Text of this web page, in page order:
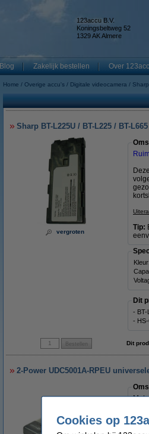
123accu B.V.
Koningsbeltweg 52
1329 AK Almere
Blog Zakelijk bestellen Over
Home Overige accu's Digitale videocamera Sharp
Sharp BT-L225U / BT-L225 / BT-
vergroten
Tip:
Kleur:
Dit
- BT-
-
Dit
2-Power UDC5001A-RPEU
Met
Cookies op